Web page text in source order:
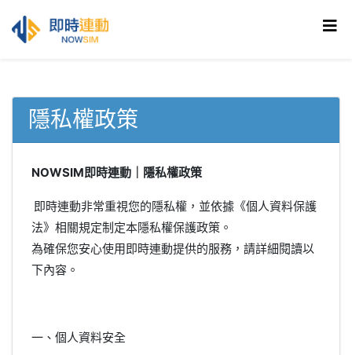
隱私權政策
NOWSIM即時連動｜隱私權政策
即時連動非常重視您的隱私權，並依據《個人資料保護
法》相關規定制定本隱私權保護政策。
為確保您安心使用即時連動提供的服務，請詳細閱讀以
下內容。
一、個人資料安全